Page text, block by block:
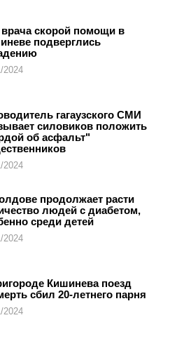
скорой помощи в
подверглись
2024
гагаузского СМИ
силовиков положить
об асфальт"
2024
продолжает расти
людей с диабетом,
среди детей
2024
Кишинева поезд
сбил 20-летнего парня
2024